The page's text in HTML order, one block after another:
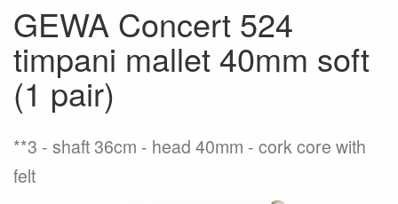
GEWA Concert 524
timpani mallet 40mm soft
(1 pair)
**3
shaft 36cm - head 40mm - cork core with
felt